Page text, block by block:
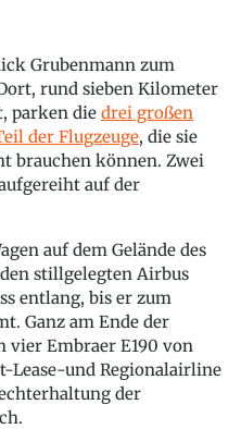
Grubenmann zum
rund sieben Kilometer
parken die drei großen
der Flugzeuge, die sie
brauchen können. Zwei
auf der
auf dem Gelände des
stillgelegten Airbus
entlang, bis er zum
Ganz am Ende der
vier Embraer E190 von
Lease-und Regionalairline
der